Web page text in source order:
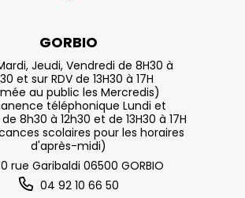
GORBIO
Jeudi, Vendredi de 8H30 à
et sur RDV de 13H30 à 17H
au public les Mercredis)
téléphonique Lundi et
8h30 à 12h30 et de 13H30 à 17H
scolaires pour les horaires
d'après-midi)
rue Garibaldi 06500 GORBIO
04 92 10 66 50